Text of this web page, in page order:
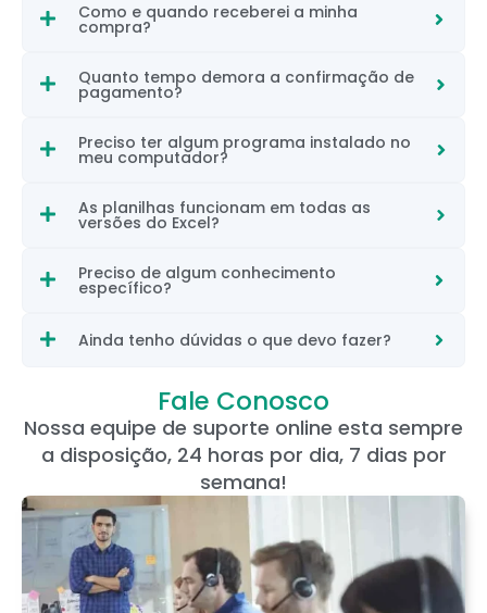
Como e quando receberei a minha
compra?
Quanto tempo demora a confirmação de
pagamento?
Preciso ter algum programa instalado no
meu computador?
As planilhas funcionam em todas as
versões do Excel?
Preciso de algum conhecimento
específico?
Ainda tenho dúvidas o que devo fazer?
Fale Conosco
Nossa equipe de suporte online esta sempre
a disposição, 24 horas por dia, 7 dias por
semana!